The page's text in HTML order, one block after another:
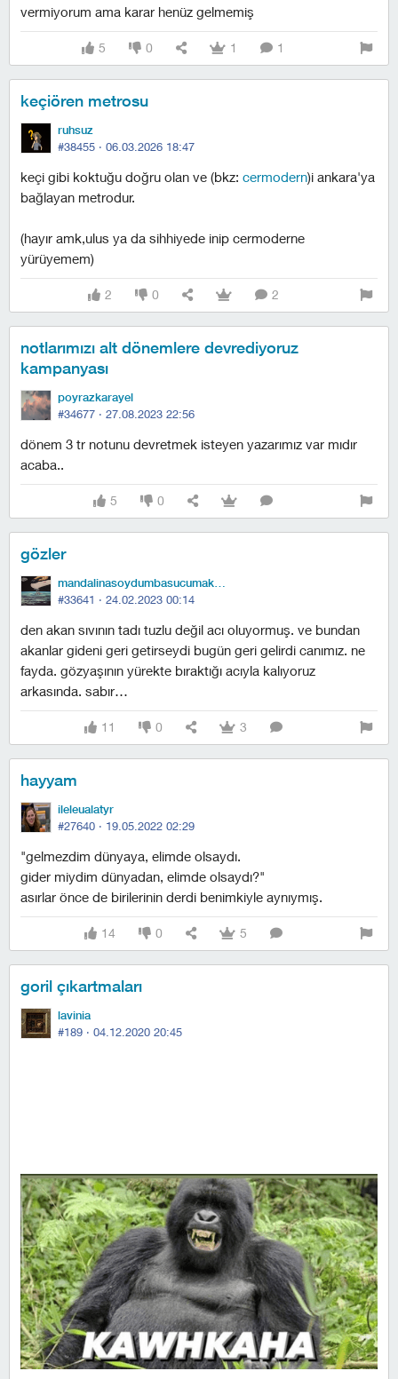
vermiyorum ama karar henüz gelmemiş
5 0 1 1
keçiören metrosu
ruhsuz
#38455 · 06.03.2026 18:47
keçi gibi koktuğu doğru olan ve (bkz: cermodern)i ankara'ya
bağlayan metrodur.
(hayır amk,ulus ya da sihhiyede inip cermoderne
yürüyemem)
2 0 2
notlarımızı alt dönemlere devrediyoruz
kampanyası
poyrazkarayel
#34677 · 27.08.2023 22:56
dönem 3 tr notunu devretmek isteyen yazarımız var mıdır
acaba..
5 0
gözler
#33641 · 24.02.2023 00:14
den akan sıvının tadı tuzlu değil acı oluyormuş. ve bundan
akanlar gideni geri getirseydi bugün geri gelirdi canımız. ne
fayda. gözyaşının yürekte bıraktığı acıyla kalıyoruz
arkasında. sabır…
11 0 3
hayyam
ileleualatyr
#27640 · 19.05.2022 02:29
"gelmezdim dünyaya, elimde olsaydı.
gider miydim dünyadan, elimde olsaydı?"
asırlar önce de birilerinin derdi benimkiyle aynıymış.
14 0 5
goril çıkartmaları
lavinia
#189 · 04.12.2020 20:45